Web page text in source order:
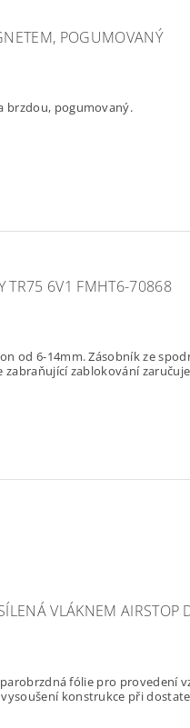
POGUMOVANÝ
brzdou, pogumovaný.
TR75 6V1 FMHT6-70868
od 6-14mm. Zásobník ze
zablokování
VLÁKNEM AIRSTOP
fólie pro provedení
konstrukce při